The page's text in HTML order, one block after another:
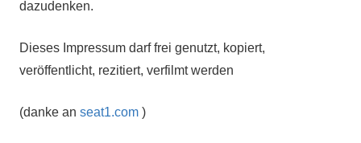
dazudenken.
Dieses Impressum darf frei genutzt, kopiert,
veröffentlicht, rezitiert, verfilmt werden
(danke an seat1.com )